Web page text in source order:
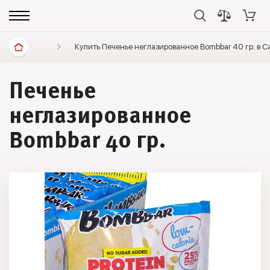
Диетические продукты Батончики, хлебцы, печенье
Купить Печенье неглазированное Bombbar 40 гр. в
Печенье
неглазированное
Bombbar 40 гр.